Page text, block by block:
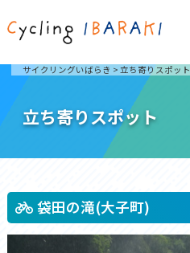
サイクリングいばらき > 立ち寄りスポット
立ち寄りスポット
袋田の滝(大子町)